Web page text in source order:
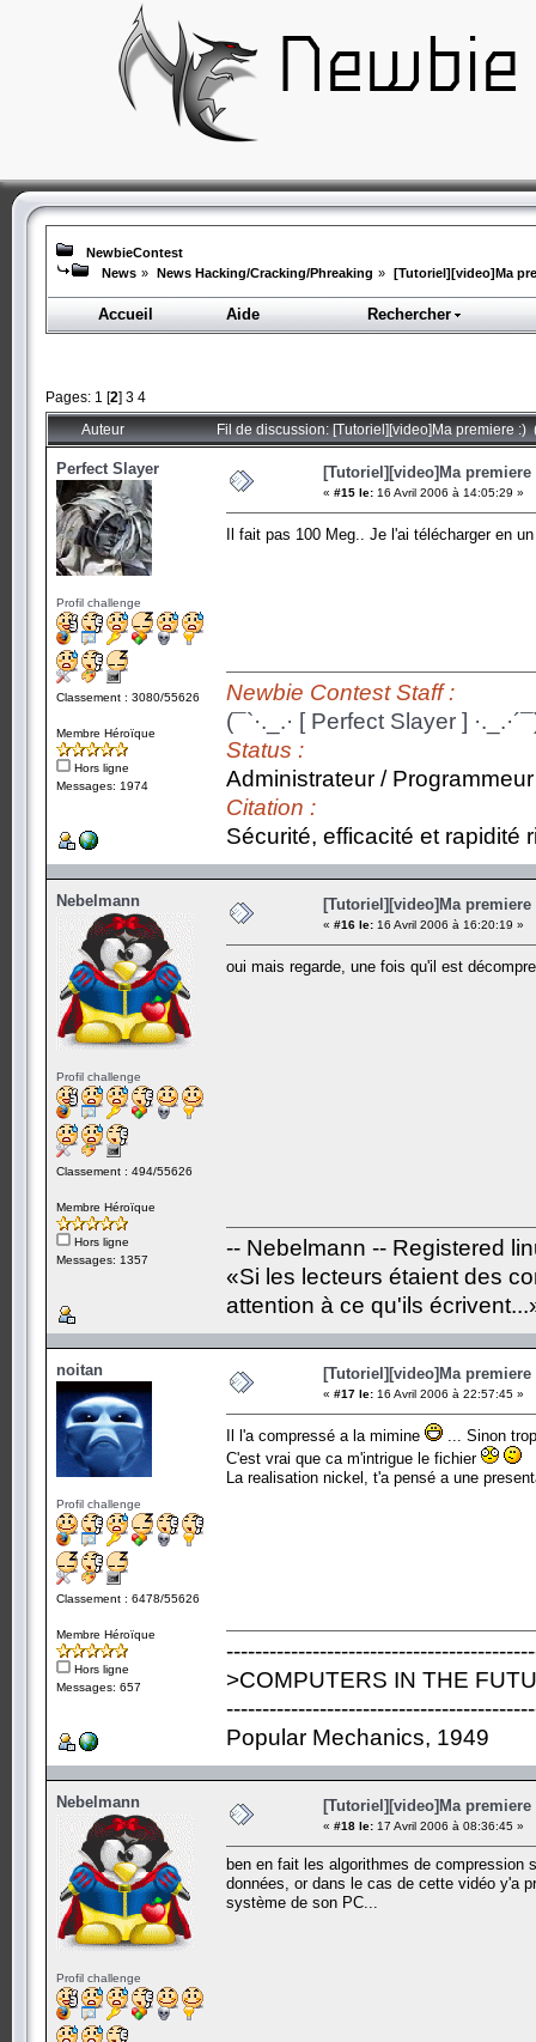
NewbieContest
News » News Hacking/Cracking/Phreaking » [Tutoriel][video]Ma
Accueil Aide Rechercher
Pages: 1 [2] 3 4
Auteur Fil de discussion: [Tutoriel][video]Ma premiere :)
Perfect Slayer
Profil challenge
Classement : 3080/55626
Membre Héroïque
Hors ligne
Messages: 1974
[Tutoriel][video]Ma premiere
« #15 le: 16 Avril 2006 à 14:05:29 »
Il fait pas 100 Meg.. Je l'ai télécharger en
Newbie Contest Staff :
(¯`·._.· [ Perfect Slayer ]
Status :
Administrateur /
Citation :
Sécurité, efficacité et rapidité
Nebelmann
Profil challenge
Classement : 494/55626
Membre Héroïque
Hors ligne
Messages: 1357
[Tutoriel][video]Ma premiere
« #16 le: 16 Avril 2006 à 16:20:19 »
oui mais regarde, une fois qu'il est
-- Nebelmann -- Registered
«Si les lecteurs étaient des
attention à ce qu'ils
noitan
Profil challenge
Classement : 6478/55626
Membre Héroïque
Hors ligne
Messages: 657
[Tutoriel][video]Ma premiere
« #17 le: 16 Avril 2006 à 22:57:45 »
Il l'a compressé a la mimine
... Sinon
C'est vrai que ca m'intrigue le fichier
La realisation nickel, t'a pensé a une
>COMPUTERS IN THE
Popular Mechanics, 1949
Nebelmann
Profil challenge
[Tutoriel][video]Ma premiere
« #18 le: 17 Avril 2006 à 08:36:45 »
ben en fait les algorithmes de compression
données, or dans le cas de cette vidéo y'a
système de son PC...